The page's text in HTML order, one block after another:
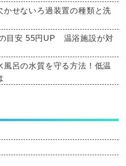
かせないろ過装置の種類と洗
目安 55円UP 温浴施設が対
呂の水質を守る方法！低温